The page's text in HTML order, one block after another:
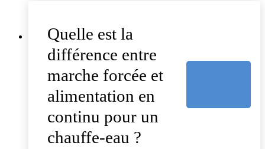
Quelle est la
différence entre
marche forcée et
alimentation en
continu pour un
chauffe-eau ?